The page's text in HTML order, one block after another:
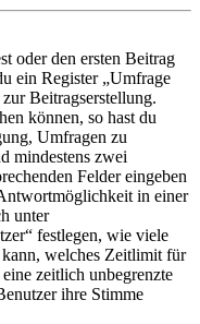
oder den ersten Beitrag
ein Register „Umfrage
Beitragserstellung.
können, so hast du
Umfragen zu
mindestens zwei
Felder eingeben
in einer
unter
festlegen, wie viele
welches Zeitlimit für
zeitlich unbegrenzte
ihre Stimme